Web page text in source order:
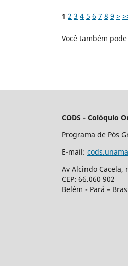
1 2 3 4 5 6 7 8 9 >
Você também pode
CODS - Colóquio
Programa de Pós
E-mail:
Av Alcindo Cacela,
CEP: 66.060 902
Belém - Pará –